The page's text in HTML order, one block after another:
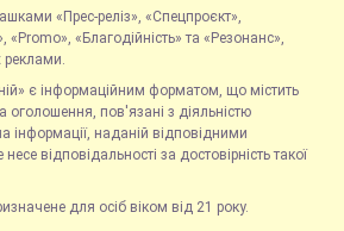
«Прес-реліз», «Спецпроєкт»,
«Promo», «Благодійність» та «Резонанс»,
реклами.
є інформаційним форматом, що містить
оголошення, пов'язані з діяльністю
інформації, наданій відповідними
відповідальності за достовірність такої
для осіб віком від 21 року.